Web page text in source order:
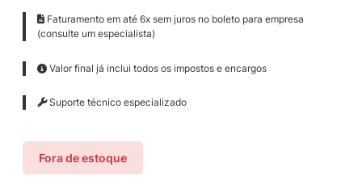
Faturamento em até 6x sem juros no boleto para empresa
(consulte um especialista)
Valor final já inclui todos os impostos e encargos
Suporte técnico especializado
Fora de estoque